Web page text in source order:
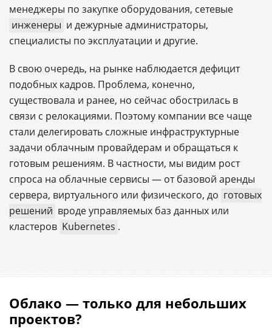
менеджеры по закупке оборудования, сетевые
инженеры и дежурные администраторы,
специалисты по эксплуатации и другие.
В свою очередь, на рынке наблюдается дефицит
подобных кадров. Проблема, конечно,
существовала и ранее, но сейчас обострилась в
связи с релокациями. Поэтому компании все чаще
стали делегировать сложные инфраструктурные
задачи облачным провайдерам и обращаться к
готовым решениям. В частности, мы видим рост
спроса на облачные сервисы — от базовой аренды
сервера, виртуального или физического, до готовых
решений вроде управляемых баз данных или
кластеров Kubernetes .
Облако — только для небольших
проектов?